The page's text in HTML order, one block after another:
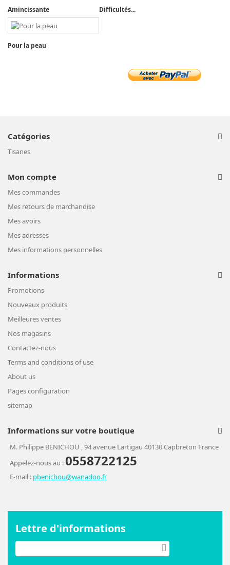
Amincissante Difficultés...
Pour la peau
Catégories
Tisanes
Mon compte
Mes commandes
Mes retours de marchandise
Mes avoirs
Mes adresses
Mes informations personnelles
Informations
Promotions
Nouveaux produits
Meilleures ventes
Nos magasins
Contactez-nous
Terms and conditions of use
About us
Pages configuration
sitemap
Informations sur votre boutique
M. Philippe BENICHOU , 94 avenue Lartigau 40130 Capbreton France
Appelez-nous au :0558722125
E-mail : pbenichou@wanadoo.fr
Lettre d'informations